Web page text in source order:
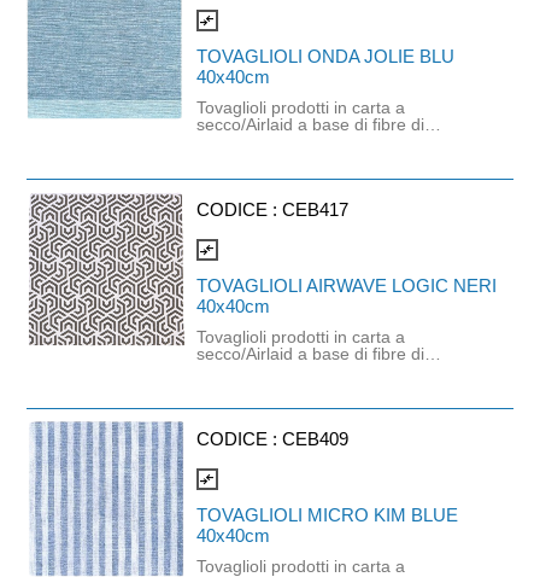
piacevole al tatto. Prodotto certificato
FSC e idoneo al contatto alimentare.
Colore: nocciola. Dimensioni: 40cm x
40cm.
compare_arrows
TOVAGLIOLI ONDA JOLIE BLU
40x40cm
Tovaglioli prodotti in carta a
secco/Airlaid a base di fibre di
produzione aria al posto di acqua.
consistente con una straordinaria
piacevole al tatto. Prodotto certificato
FSC e idoneo al contatto alimentare.
Colore: blu. Dimensioni: 40cm x
40cm.
CODICE :CEB417
compare_arrows
TOVAGLIOLI AIRWAVE LOGIC NERI
40x40cm
Tovaglioli prodotti in carta a
secco/Airlaid a base di fibre di
produzione aria al posto di acqua.
consistente con una straordinaria
piacevole al tatto. Prodotto certificato
FSC e idoneo al contatto alimentare.
Colore: nero. Dimensioni: 40cm x
40cm.
CODICE :CEB409
compare_arrows
TOVAGLIOLI MICRO KIM BLUE
40x40cm
Tovaglioli prodotti in carta a